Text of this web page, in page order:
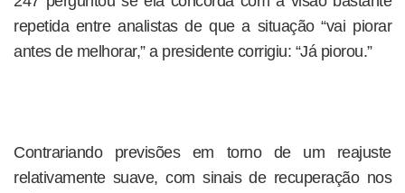
repetida entre analistas de que a situação “vai piorar
antes de melhorar,” a presidente corrigiu: “Já piorou.”
Contrariando previsões em torno de um reajuste
relativamente suave, com sinais de recuperação nos